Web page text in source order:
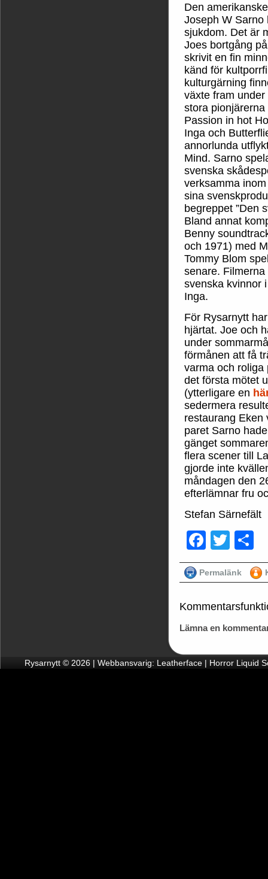
Den
Joseph W Sarno
sjukdom. Det är
Joes bortgång
skrivit en fin
känd för
kulturgärning
växte fram
stora
Passion in hot
Inga och
annorlunda
Mind. Sarno
svenska
verksamma
sina
begreppet ”Den
Bland annat
Benny
och 1971) med
Tommy Blom
senare.
svenska kvinnor
Inga.
För Rysarnytt
hjärtat. Joe och
under
förmånen att få
varma och roliga
det första mötet
(ytterligare en
sedermera
restaurang Eken
paret Sarno
gänget
flera scener till
gjorde inte
måndagen den
efterlämnar fru
Stefan Särnefält
Permalänk
Lämna en
Rysarnytt © 2026 | Webbansvarig: Leatherface | Horror Liquid